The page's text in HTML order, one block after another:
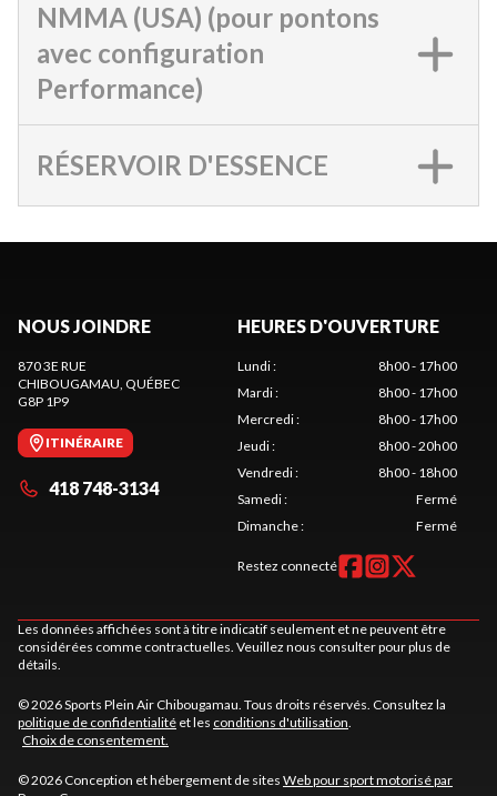
NMMA (USA) (pour pontons
avec configuration
Performance)
RÉSERVOIR D'ESSENCE
NOUS JOINDRE
870 3E RUE
CHIBOUGAMAU, QUÉBEC
G8P 1P9
ITINÉRAIRE
418 748-3134
HEURES D'OUVERTURE
Lundi:
8h00 - 17h00
Mardi:
8h00 - 17h00
Mercredi:
8h00 - 17h00
Jeudi:
8h00 - 20h00
Vendredi:
8h00 - 18h00
Samedi:
Fermé
Dimanche: Fermé
Restez connecté
Les données affichées sont à titre indicatif seulement et ne peuvent être
considérées comme contractuelles. Veuillez nous consulter pour plus de
détails.
© 2026 Sports Plein Air Chibougamau. Tous droits réservés. Consultez la
politique de confidentialité et les conditions d'utilisation.
Choix de consentement.
© 2026 Conception et hébergement de sites Web pour sport motorisé par